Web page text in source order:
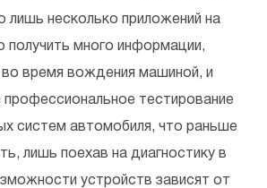
лишь несколько приложений на
много информации,
время вождения машиной, и
профессиональное тестирование
систем автомобиля, что раньше
лишь поехав на диагностику в
устройств зависят от